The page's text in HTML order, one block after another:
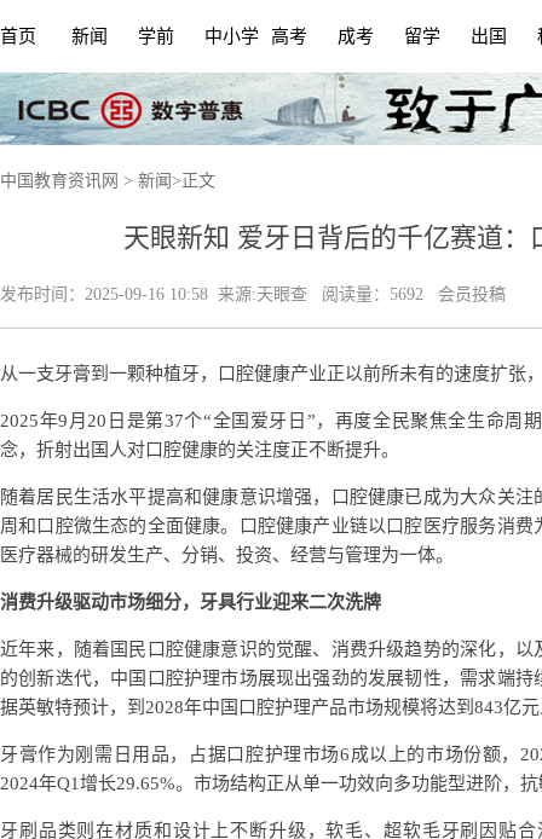
首页 新闻 学前 中小学 高考 成考 留学 出国
中国教育资讯网 > 新闻 > 正文
天眼新知 爱牙日背后的千亿赛道：
发布时间： 2025-09-16 10:58 来源:天眼查 阅读量：5692 会员投稿
从一支牙膏到一颗种植牙，口腔健康产业正以前所未有的速度扩张
2025年9月20日是第37个“全国爱牙日”，再度全民聚焦全生命周
念，折射出国人对口腔健康的关注度正不断提升。
随着居民生活水平提高和健康意识增强，口腔健康已成为大众关
周和口腔微生态的全面健康。口腔健康产业链以口腔医疗服务消
医疗器械的研发生产、分销、投资、经营与管理为一体。
消费升级驱动市场细分， 牙具行业迎来二次洗牌
近年来，随着国民口腔健康意识的觉醒、消费升级趋势的深化，
的创新迭代，中国口腔护理市场展现出强劲的发展韧性，需求端
据英敏特预计，到2028年中国口腔护理产品市场规模将达到843亿
牙膏作为刚需日用品，占据口腔护理市场6成以上的市场份额，
2024年Q1增长29.65%。市场结构正从单一功效向多功能型进阶，
牙刷品类则在材质和设计上不断升级，软毛、超软毛牙刷因贴